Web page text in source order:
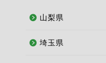
山梨県
埼玉県